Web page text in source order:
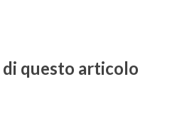
questo articolo